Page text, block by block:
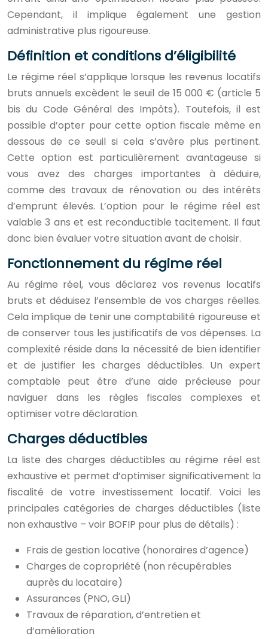
Cependant, il implique également une gestion
administrative plus rigoureuse.
Définition et conditions d’éligibilité
Le régime réel s’applique lorsque les revenus locatifs
bruts annuels excèdent le seuil de 15 000 € (article 5
bis du Code Général des Impôts). Toutefois, il est
possible d’opter pour cette option fiscale même en
dessous de ce seuil si cela s’avère plus pertinent.
Cette option est particulièrement avantageuse si
vous avez des charges importantes à déduire,
comme des travaux de rénovation ou des intérêts
d’emprunt élevés. L’option pour le régime réel est
valable 3 ans et est reconductible tacitement. Il faut
donc bien évaluer votre situation avant de choisir.
Fonctionnement du régime réel
Au régime réel, vous déclarez vos revenus locatifs
bruts et déduisez l’ensemble de vos charges réelles.
Cela implique de tenir une comptabilité rigoureuse et
de conserver tous les justificatifs de vos dépenses. La
complexité réside dans la nécessité de bien identifier
et de justifier les charges déductibles. Un expert
comptable peut être d’une aide précieuse pour
naviguer dans les règles fiscales complexes et
optimiser votre déclaration.
Charges déductibles
La liste des charges déductibles au régime réel est
exhaustive et permet d’optimiser significativement la
fiscalité de votre investissement locatif. Voici les
principales catégories de charges déductibles (liste
non exhaustive – voir BOFIP pour plus de détails) :
Frais de gestion locative (honoraires d’agence)
Charges de copropriété (non récupérables
auprès du locataire)
Assurances (PNO, GLI)
Travaux de réparation, d’entretien et
d’amélioration